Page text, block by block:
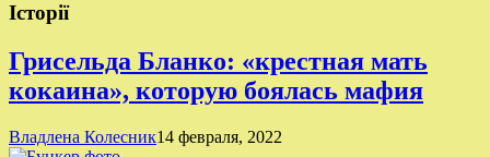
Історії
Грисельда Бланко: «крестная мать
кокаина», которую боялась мафия
Владлена Колесник14 февраля, 2022